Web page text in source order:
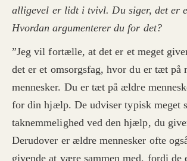
alligevel er lidt i tvivl. Du siger, det er
Hvordan argumenterer du for det?
”Jeg vil fortælle, at det er et meget
det er et omsorgsfag, hvor du er tæt på
mennesker. Du er tæt på ældre
for din hjælp. De udviser typisk meget
taknemmelighed ved den hjælp, du
Derudover er ældre mennesker ofte
givende at være sammen med, fordi de